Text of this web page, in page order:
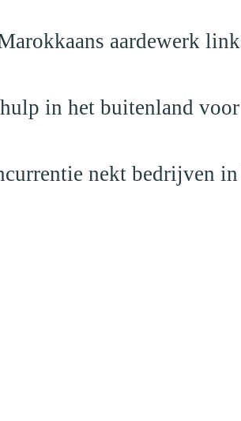
aardewerk
in het buitenland voor
nekt bedrijven